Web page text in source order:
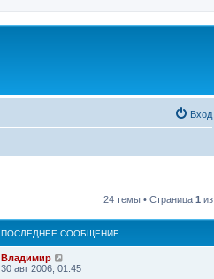
Вход
24 темы • Страница 1 из
ПОСЛЕДНЕЕ СООБЩЕНИЕ
Владимир
30 авг 2006, 01:45